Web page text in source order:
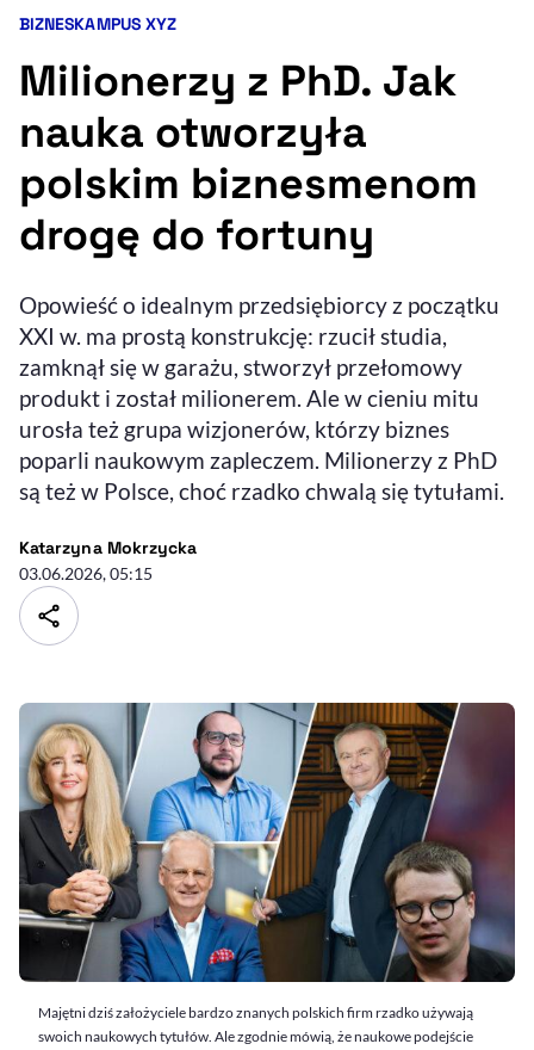
Ułatwienia dostępności wspierają:
Sprawdź, jak i dlaczego zwiększamy dostępność , otwiera się w nowym
Deklaracja dostępności, otwiera się w nowym oknie
Zgłoś problem
, otwiera się w
Kategorie artykułu:
BIZNESKAMPUS XYZ
Milionerzy z PhD. Jak
nauka otworzyła
polskim biznesmenom
drogę do fortuny
Opowieść o idealnym przedsiębiorcy z początku
XXI w. ma prostą konstrukcję: rzucił studia,
zamknął się w garażu, stworzył przełomowy
produkt i został milionerem. Ale w cieniu mitu
urosła też grupa wizjonerów, którzy biznes
poparli naukowym zapleczem. Milionerzy z PhD
są też w Polsce, choć rzadko chwalą się tytułami.
Katarzyna Mokrzycka- autor artykułu - profil
03.06.2026, 05:15
Majętni dziś założyciele bardzo znanych polskich firm rzadko używają
swoich naukowych tytułów. Ale zgodnie mówią, że naukowe podejście